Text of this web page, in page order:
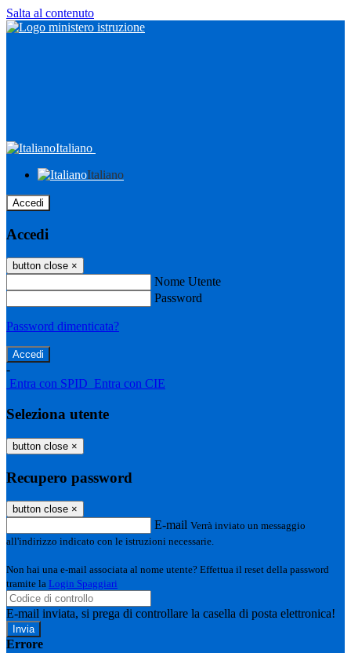
Salta al contenuto
Italiano
Italiano
Accedi
Accedi
button close ×
Nome Utente
Password
Password dimenticata?
-
Entra con SPID Entra con CIE
Seleziona utente
button close ×
Recupero password
button close ×
E-mail Verrà inviato un messaggio
all'indirizzo indicato con le istruzioni necessarie.
Non hai una e-mail associata al nome utente? Effettua il reset della password
tramite la Login Spaggiari
E-mail inviata, si prega di controllare la casella di posta elettronica!
Errore